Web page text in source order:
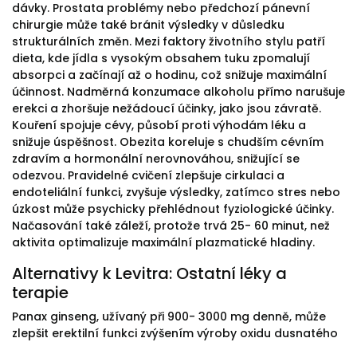
dávky. Prostata problémy nebo předchozí pánevní
chirurgie může také bránit výsledky v důsledku
strukturálních změn. Mezi faktory životního stylu patří
dieta, kde jídla s vysokým obsahem tuku zpomalují
absorpci a začínají až o hodinu, což snižuje maximální
účinnost. Nadměrná konzumace alkoholu přímo narušuje
erekci a zhoršuje nežádoucí účinky, jako jsou závratě.
Kouření spojuje cévy, působí proti výhodám léku a
snižuje úspěšnost. Obezita koreluje s chudším cévním
zdravím a hormonální nerovnováhou, snižující se
odezvou. Pravidelné cvičení zlepšuje cirkulaci a
endoteliální funkci, zvyšuje výsledky, zatímco stres nebo
úzkost může psychicky přehlédnout fyziologické účinky.
Načasování také záleží, protože trvá 25- 60 minut, než
aktivita optimalizuje maximální plazmatické hladiny.
Alternativy k Levitra: Ostatní léky a
terapie
Panax ginseng, užívaný při 900- 3000 mg denně, může
zlepšit erektilní funkci zvýšením výroby oxidu dusnatého